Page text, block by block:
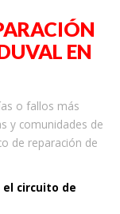
EN
o fallos más
y comunidades de
de reparación de
el circuito de